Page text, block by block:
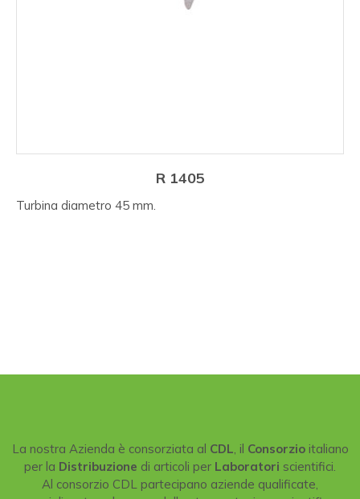
R 1405
Turbina diametro 45 mm.
La nostra Azienda è consorziata al CDL , il Consorzioitaliano
per la Distribuzione di articoli per Laboratori scientifici.
Al consorzio CDL partecipano aziende qualificate,